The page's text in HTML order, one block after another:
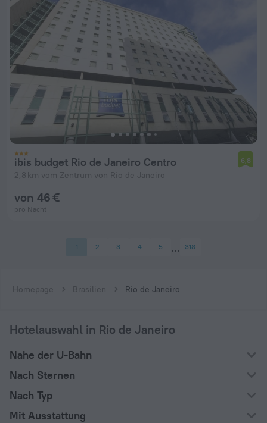
ibis budget Rio de Janeiro Centro
2,8 km vom Zentrum von Rio de Janeiro
6,8
von 46 €
pro Nacht
1 2 3 4 5 318
Homepage Brasilien Rio de Janeiro
Hotelauswahl in Rio de Janeiro
Nahe der U-Bahn
Nach Sternen
Nach Typ
Mit Ausstattung